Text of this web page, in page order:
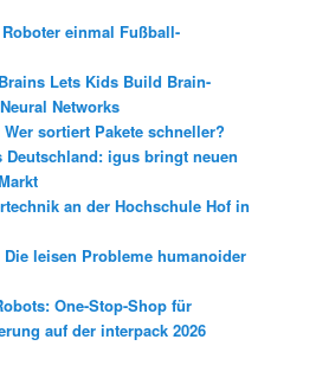
einmal Fußball-
Lets Kids Build Brain-
Networks
sortiert Pakete schneller?
igus bringt neuen
an der Hochschule Hof in
leisen Probleme humanoider
One-Stop-Shop für
auf der interpack 2026